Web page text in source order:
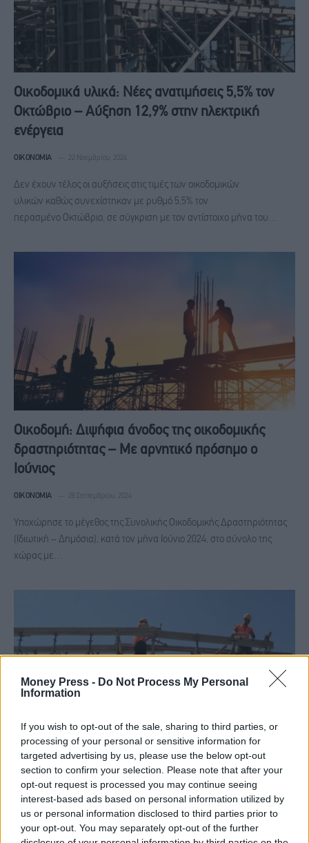
Money Press - Do Not Process My Personal
Information
If you wish to opt-out of the sale, sharing to third parties, or
processing of your personal or sensitive information for
targeted advertising by us, please use the below opt-out
section to confirm your selection. Please note that after your
opt-out request is processed you may continue seeing
interest-based ads based on personal information utilized by
us or personal information disclosed to third parties prior to
your opt-out. You may separately opt-out of the further
Οικοδομικά υλικά: Νέες ανατιμήσεις 5,5% τον
Οκτώβριο – Αύξηση 12,9% στην ηλεκτρική
ενέργεια
ΟΙΚΟΝΟΜΊΑ 22 Νοεμβρίου, 2024
Δεν έχουν τέλος οι αυξήσεις στις τιμές των οικοδομικών
υλικών καθώς συνεχίστηκαν με ρυθμό 5,5% τον
περασμένο Οκτώβριο, σε σύγκριση με τον αντίστοιχο μήνα του…
Οικοδομή: Διψήφια άνοδος της οικοδομικής
δραστηριότητας – Με αρνητικό πρόσημο ο
Ιούνιος
ΟΙΚΟΝΟΜΊΑ 28 Σεπτεμβρίου, 2024
Yποχώρησε το μέγεθος της Συνολικής Οικοδομικής Δραστηριότητας
(Ιδιωτική – Δημόσια), κατά τον μήνα Ιούνιο 2024, στο σύνολο της
χώρας με…
ΕΛΣΤΑΤ: Αύξηση οικοδομών άνω του 12% σε
σχέση με πέρυσι
ΟΙΚΟΝΟΜΊΑ 27 Σεπτεμβρίου, 2024